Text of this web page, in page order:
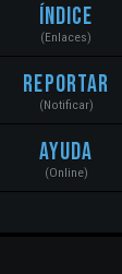
Índice
(Enlaces)
Reportar
(Notificar)
Ayuda
(Online)